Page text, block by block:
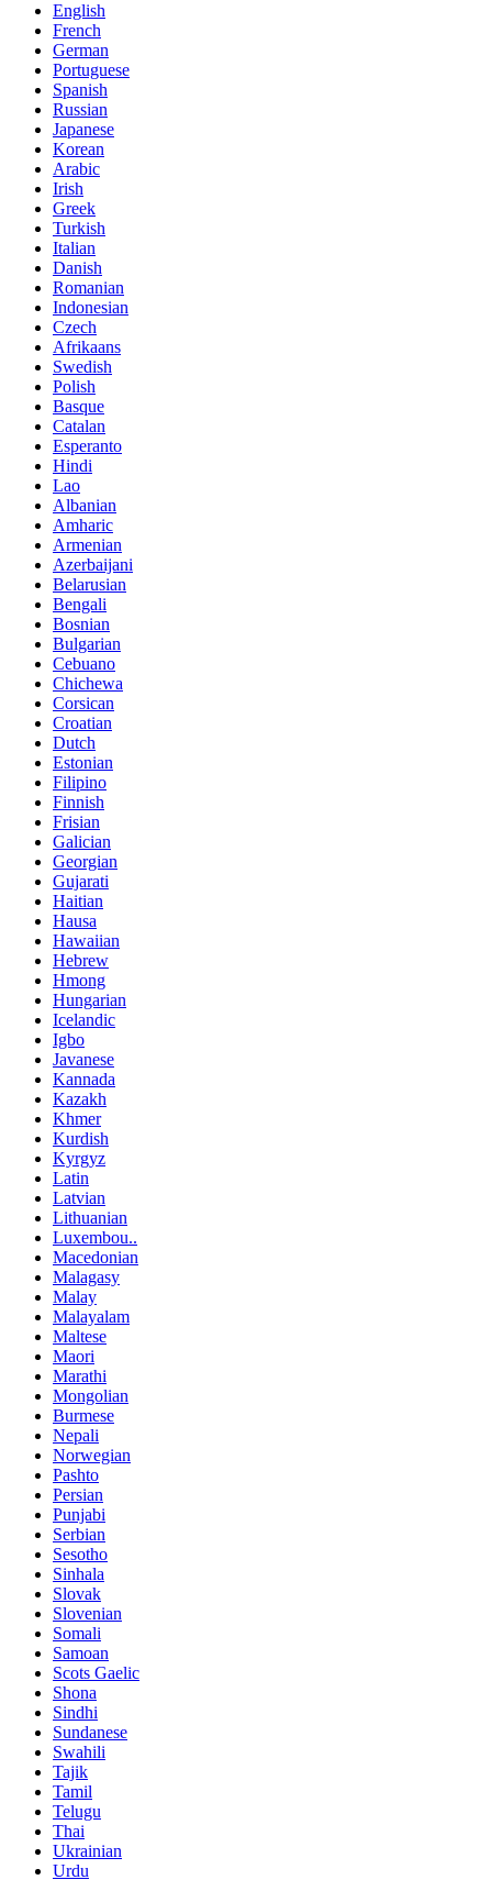
English
French
German
Portuguese
Spanish
Russian
Japanese
Korean
Arabic
Irish
Greek
Turkish
Italian
Danish
Romanian
Indonesian
Czech
Afrikaans
Swedish
Polish
Basque
Catalan
Esperanto
Hindi
Lao
Albanian
Amharic
Armenian
Azerbaijani
Belarusian
Bengali
Bosnian
Bulgarian
Cebuano
Chichewa
Corsican
Croatian
Dutch
Estonian
Filipino
Finnish
Frisian
Galician
Georgian
Gujarati
Haitian
Hausa
Hawaiian
Hebrew
Hmong
Hungarian
Icelandic
Igbo
Javanese
Kannada
Kazakh
Khmer
Kurdish
Kyrgyz
Latin
Latvian
Lithuanian
Luxembou..
Macedonian
Malagasy
Malay
Malayalam
Maltese
Maori
Marathi
Mongolian
Burmese
Nepali
Norwegian
Pashto
Persian
Punjabi
Serbian
Sesotho
Sinhala
Slovak
Slovenian
Somali
Samoan
Scots Gaelic
Shona
Sindhi
Sundanese
Swahili
Tajik
Tamil
Telugu
Thai
Ukrainian
Urdu